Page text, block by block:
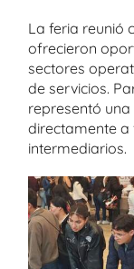
La feria reunió
ofrecieron
sectores
de servicios.
representó
directamente a
intermediarios.